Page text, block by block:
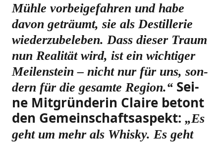
Müh­le vor­bei­ge­fah­ren und habe
davon geträumt, sie als Destil­le­rie
wie­der­zu­be­le­ben. Dass die­ser Traum
nun Rea­li­tät wird, ist ein wich­ti­ger
Mei­len­stein – nicht nur für uns, son­
dern für die gesam­te Regi­on.“Sei­
ne Mit­grün­de­rin Clai­re betont
den Gemein­schafts­aspekt: „Es
geht um mehr als Whis­ky. Es geht